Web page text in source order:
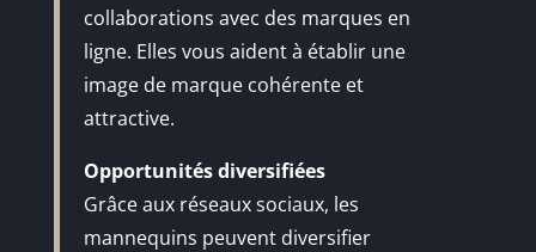
collaborations avec des marques en
ligne. Elles vous aident à établir une
image de marque cohérente et
attractive.
Opportunités diversifiées
Grâce aux réseaux sociaux, les
mannequins peuvent diversifier